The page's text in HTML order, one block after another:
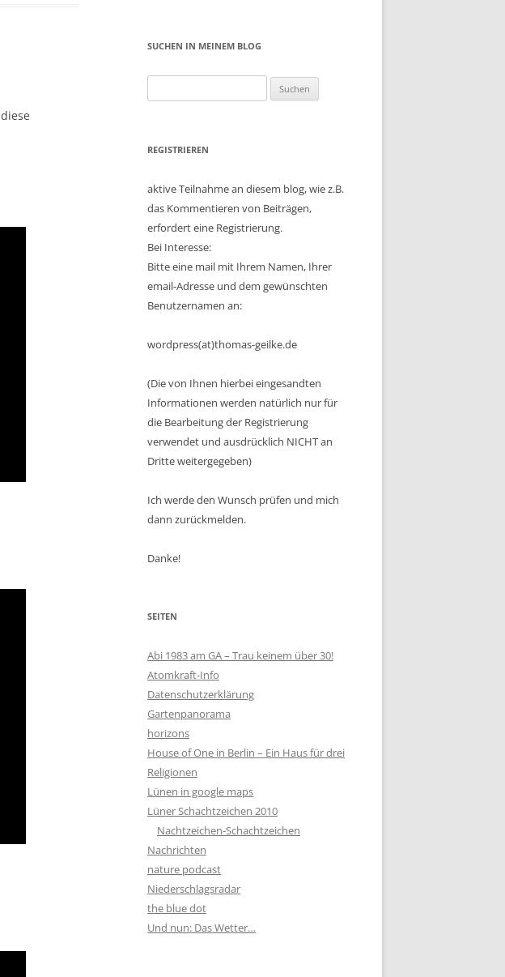
diese
SUCHEN IN MEINEM BLOG
nach:
REGISTRIEREN
aktive Teilnahme an diesem blog, wie z.B.
das Kommentieren von Beiträgen,
erfordert eine Registrierung.
Bei Interesse:
Bitte eine mail mit Ihrem Namen, Ihrer
email-Adresse und dem gewünschten
Benutzernamen an:
wordpress(at)thomas-geilke.de
(Die von Ihnen hierbei eingesandten
Informationen werden natürlich nur für
die Bearbeitung der Registrierung
verwendet und ausdrücklich NICHT an
Dritte weitergegeben)
Ich werde den Wunsch prüfen und mich
dann zurückmelden.
Danke!
SEITEN
Abi 1983 am GA – Trau keinem über 30!
Atomkraft-Info
Datenschutzerklärung
Gartenpanorama
horizons
House of One in Berlin – Ein Haus für drei
Religionen
Lünen in google maps
Lüner Schachtzeichen 2010
Nachtzeichen-Schachtzeichen
Nachrichten
nature podcast
Niederschlagsradar
the blue dot
Und nun: Das Wetter…